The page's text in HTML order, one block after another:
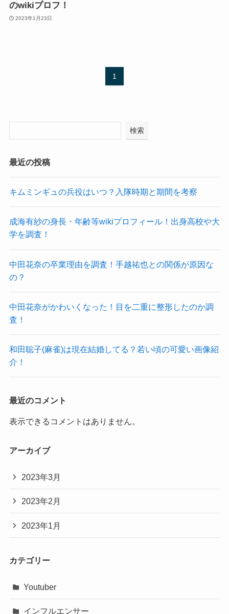
のwikiプロフ！
2023年1月23日
1
検索
最近の投稿
キムミンギュの兵役はいつ？入隊時期と期間を考察
成海有紗の身長・年齢等wikiプロフィール！出身高校や大
学を調査！
中田花奈の卒業理由を調査！手越祐也との関係が原因な
の？
中田花奈がかわいくなった！目を二重に整形したのか調
査！
和田聡子(麻雀)は現在結婚してる？若い頃の可愛い画像紹
介！
最近のコメント
表示できるコメントはありません。
アーカイブ
2023年3月
2023年2月
2023年1月
カテゴリー
Youtuber
インフルエンサー